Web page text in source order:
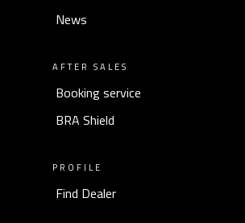
News
AFTER SALES
Booking service
BRA Shield
PROFILE
Find Dealer